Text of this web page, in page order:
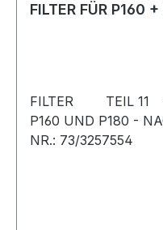
FILTER FÜR P160
FILTER TEIL 11 -
P160 UND P180 -
NR.: 73/3257554